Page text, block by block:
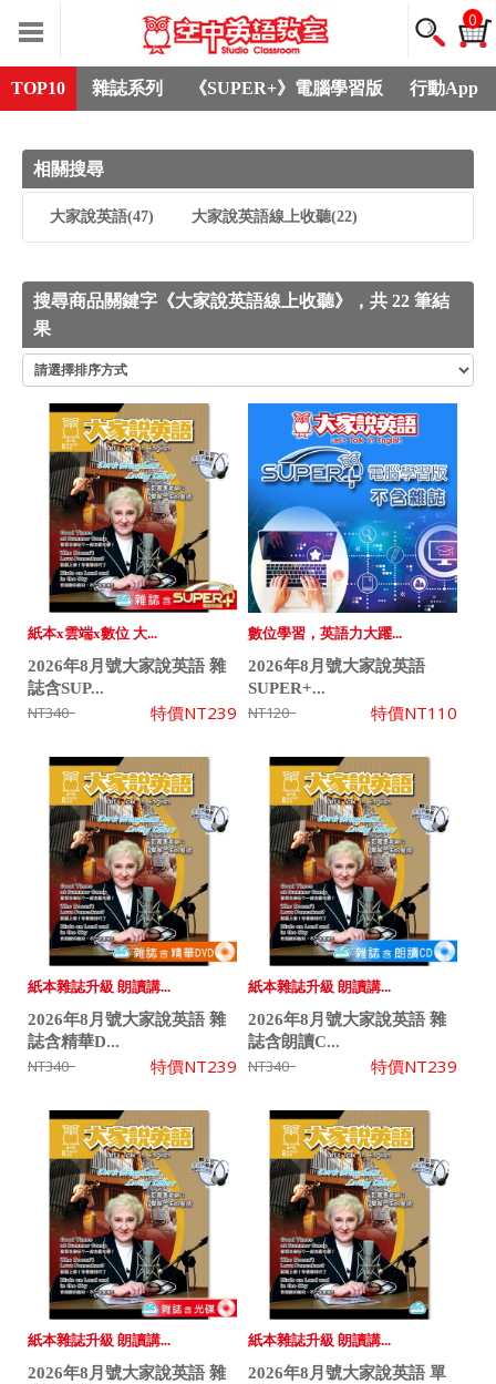
0
TOP10 雜誌系列 《SUPER+》電腦學習版 行動App
相關搜尋
大家說英語(47) 大家說英語線上收聽(22)
搜尋商品關鍵字《大家說英語線上收聽》，共 22 筆結
果
紙本x雲端x數位 大...
2026年8月號大家說英語 雜
誌含SUP...
NT340 特價NT239
數位學習，英語力大躍...
2026年8月號大家說英語
SUPER+...
NT120 特價NT110
紙本雜誌升級 朗讀講...
2026年8月號大家說英語 雜
誌含精華D...
NT340 特價NT239
紙本雜誌升級 朗讀講...
2026年8月號大家說英語 雜
誌含朗讀C...
NT340 特價NT239
紙本雜誌升級 朗讀講...
2026年8月號大家說英語 雜
紙本雜誌升級 朗讀講...
2026年8月號大家說英語 單